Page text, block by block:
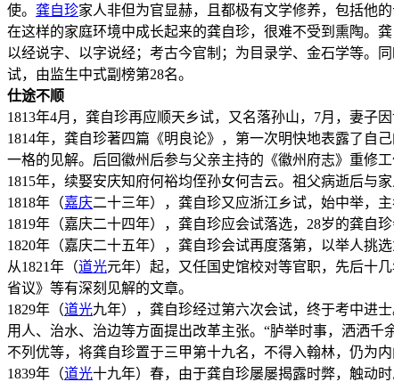
使。 龚自珍家人非但为官显赫，且都极有文学修养，包括他
在这样的家庭环境中成长起来的龚自珍，很难不受到熏陶。
以经说字、以字说经；考古今官制；为目录学、金石学等。
试，由监生中式副榜第28名。
仕途不顺
1813年4月，龚自珍再应顺天乡试，又名落孙山，7月，妻子因
1814年，龚自珍著四篇《明良论》，第一次明快地表露了自
一格的见解。后回徽州后参与父亲主持的《徽州府志》重修工
1815年，续娶安庆知府何裕均侄孙女何吉云。祖父病逝后与
1818年（嘉庆二十三年），龚自珍又应浙江乡试，始中举，
1819年（嘉庆二十四年），龚自珍应会试落选，28岁的龚自
1820年（嘉庆二十五年），龚自珍会试再度落第，以举人挑选
从1821年（道光元年）起，又任国史馆校对等官职，先后十
省议》等有深刻见解的文章。
1829年（道光九年），龚自珍经过第六次会试，终于考中进
用人、治水、治边等方面提出改革主张。“胪举时事，洒洒
不列优等，将龚自珍置于三甲第十九名，不得入翰林，仍为内
1839年（道光十九年）春，由于龚自珍屡屡揭露时弊，触动